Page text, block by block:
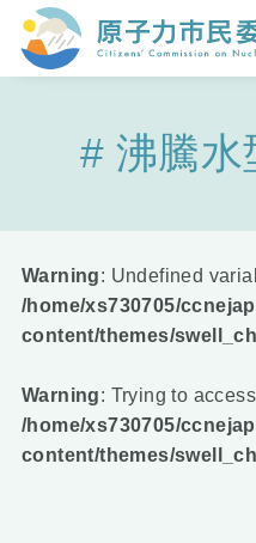
ホーム
よくわかる福
核のごみの行
どうする？エ
原子力市民委
沸騰水
Warning: Undefined
/home/xs730705/
content/themes/
Warning: Trying to
/home/xs730705/
content/themes/